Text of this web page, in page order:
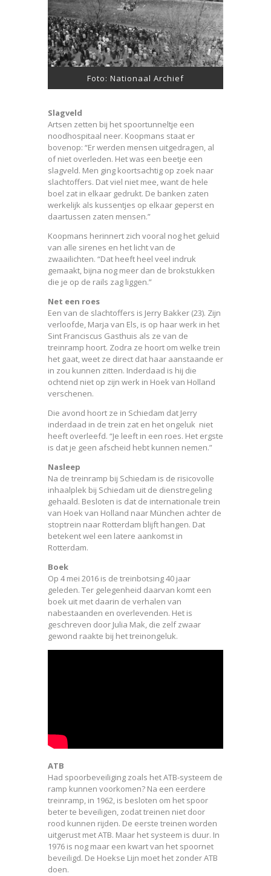
Foto: Nationaal Archief
Slagveld
Artsen zetten bij het spoortunneltje een
noodhospitaal neer. Koopmans staat er
bovenop: “Er werden mensen uitgedragen, al
of niet overleden. Het was een beetje een
slagveld. Men ging koortsachtig op zoek naar
slachtoffers. Dat viel niet mee, want de hele
boel zat in elkaar gedrukt. De banken zaten
werkelijk als kussentjes op elkaar geperst en
daartussen zaten mensen.”
Koopmans herinnert zich vooral nog het geluid
van alle sirenes en het licht van de
zwaailichten. “Dat heeft heel veel indruk
gemaakt, bijna nog meer dan de brokstukken
die je op de rails zag liggen.”
Net een roes
Een van de slachtoffers is Jerry Bakker (23). Zijn
verloofde, Marja van Els, is op haar werk in het
Sint Franciscus Gasthuis als ze van de
treinramp hoort. Zodra ze hoort om welke trein
het gaat, weet ze direct dat haar aanstaande er
in zou kunnen zitten. Inderdaad is hij die
ochtend niet op zijn werk in Hoek van Holland
verschenen.
Die avond hoort ze in Schiedam dat Jerry
inderdaad in de trein zat en het ongeluk niet
heeft overleefd. “Je leeft in een roes. Het ergste
is dat je geen afscheid hebt kunnen nemen.”
Nasleep
Na de treinramp bij Schiedam is de risicovolle
inhaalplek bij Schiedam uit de dienstregeling
gehaald. Besloten is dat de internationale trein
van Hoek van Holland naar München achter de
stoptrein naar Rotterdam blijft hangen. Dat
betekent wel een latere aankomst in
Rotterdam.
Boek
Op 4 mei 2016 is de treinbotsing 40 jaar
geleden. Ter gelegenheid daarvan komt een
boek uit met daarin de verhalen van
nabestaanden en overlevenden. Het is
geschreven door Julia Mak, die zelf zwaar
gewond raakte bij het treinongeluk.
ATB
Had spoorbeveiliging zoals het ATB-systeem de
ramp kunnen voorkomen? Na een eerdere
treinramp, in 1962, is besloten om het spoor
beter te beveiligen, zodat treinen niet door
rood kunnen rijden. De eerste treinen worden
uitgerust met ATB. Maar het systeem is duur. In
1976 is nog maar een kwart van het spoornet
beveiligd. De Hoekse Lijn moet het zonder ATB
doen.